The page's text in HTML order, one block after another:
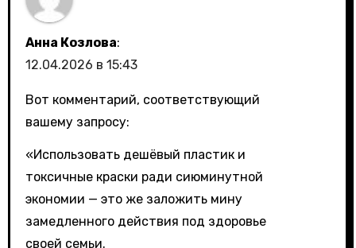
Анна Козлова:
12.04.2026 в 15:43
Вот комментарий, соответствующий
вашему запросу:
«Использовать дешёвый пластик и
токсичные краски ради сиюминутной
экономии — это же заложить мину
замедленного действия под здоровье
своей семьи.